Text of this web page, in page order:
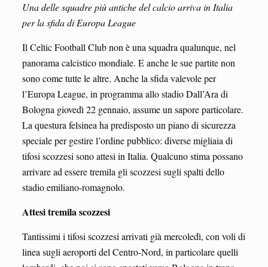
Una delle squadre più antiche del calcio arriva in Italia
per la sfida di Europa League
Il Celtic Football Club non è una squadra qualunque, nel
panorama calcistico mondiale. E anche le sue partite non
sono come tutte le altre. Anche la sfida valevole per
l’Europa League, in programma allo stadio Dall’Ara di
Bologna giovedì 22 gennaio, assume un sapore particolare.
La questura felsinea ha predisposto un piano di sicurezza
speciale per gestire l’ordine pubblico: diverse migliaia di
tifosi scozzesi sono attesi in Italia. Qualcuno stima possano
arrivare ad essere tremila gli scozzesi sugli spalti dello
stadio emiliano-romagnolo.
Attesi tremila scozzesi
Tantissimi i tifosi scozzesi arrivati già mercoledì, con voli di
linea sugli aeroporti del Centro-Nord, in particolare quelli